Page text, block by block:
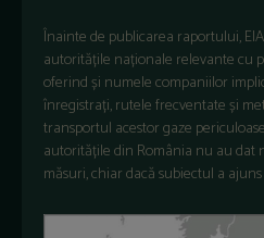
Înainte de publicarea raportului,
autoritățile naționale relevante cu
oferind și numele companiilor
înregistrați, rutele frecventate și
transportul acestor gaze
autoritățile din România nu au dat
măsuri, chiar dacă subiectul a